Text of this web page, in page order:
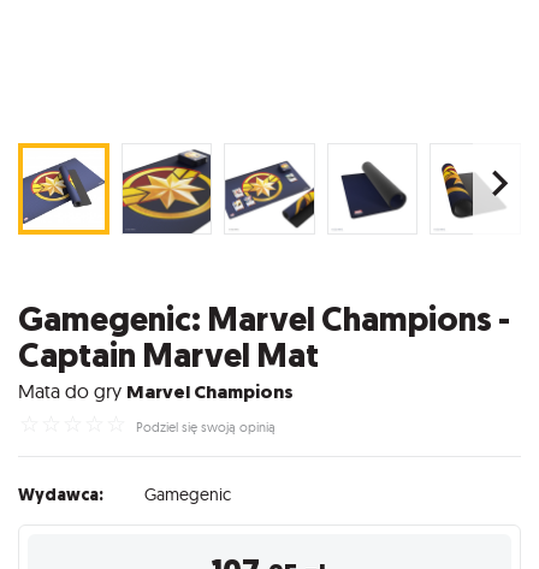
Gamegenic: Marvel Champions -
Captain Marvel Mat
Mata do gry Marvel Champions
Podziel się swoją opinią
Wydawca: Gamegenic